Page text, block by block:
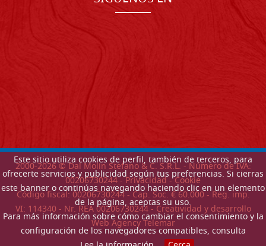
Este sitio utiliza cookies de perfil, también de terceros, para
ofrecerte servicios y publicidad según tus preferencias. Si cierras
este banner o continúas navegando haciendo clic en un elemento
de la página, aceptas su uso.
Para más información sobre cómo cambiar el consentimiento y la
configuración de los navegadores compatibles, consulta
2000-2026© Dal Molin Stefano & C. S.R.L. - Número de IVA:
00206730244 -Privacidad-Cookie
Código fiscal: 00206730244 - Cap. Soc. € 60.000 - Reg. imp.
VI: 114340 - Nr. REA 00206730244 - Creatividad y desarrollo
Web Agency Telemar